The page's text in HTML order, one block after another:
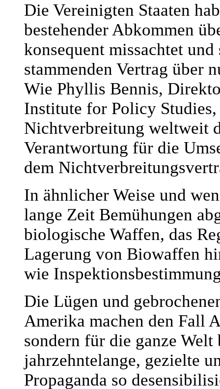
Die Vereinigten Staaten
bestehender Abkommen
konsequent missachtet
stammenden Vertrag über
Wie Phyllis Bennis,
Institute for Policy
Nichtverbreitung weltweit
Verantwortung für die
dem
In ähnlicher Weise und
lange Zeit Bemühungen
biologische Waffen, das
Lagerung von Biowaffen
wie
Die Lügen und
Amerika machen den Fall
sondern für die ganze
jahrzehntelange, gezielte
Propaganda so